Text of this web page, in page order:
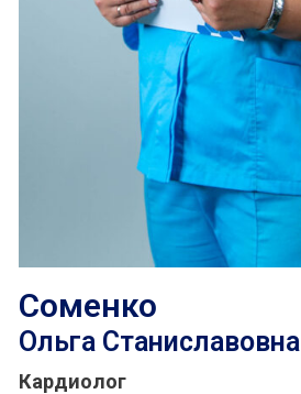
Соменко
Ольга Станиславовна
Кардиолог